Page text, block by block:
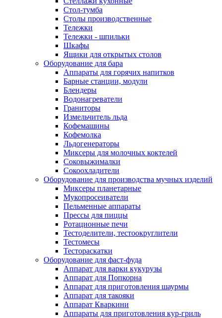
Стол-тумба
Столы производственные
Тележки
Тележки - шпильки
Шкафы
Ящики для открытых столов
Оборудование для бара
Аппараты для горячих напитков
Барные станции, модули
Блендеры
Водонагреватели
Граниторы
Измельчитель льда
Кофемашины
Кофемолка
Льдогенераторы
Миксеры для молочных коктелей
Соковыжималки
Сокоохладители
Оборудование для производства мучных изделий
Миксеры планетарные
Мукопросеиватели
Пельменные аппараты
Прессы для пиццы
Ротационные печи
Тестоделители, тестоокруглители
Тестомесы
Тестораскатки
Оборудование для фаст-фуда
Аппарат для варки кукурузы
Аппарат для Попкорна
Аппарат для приготовления шаурмы
Аппарат для такояки
Аппарат Кваркини
Аппараты для приготовления кур-гриль